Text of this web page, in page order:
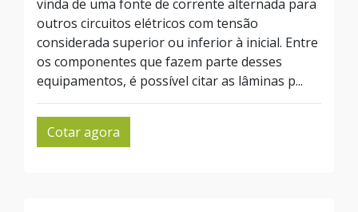
vinda de uma fonte de corrente alternada para
outros circuitos elétricos com tensão
considerada superior ou inferior à inicial. Entre
os componentes que fazem parte desses
equipamentos, é possível citar as lâminas p...
Cotar agora